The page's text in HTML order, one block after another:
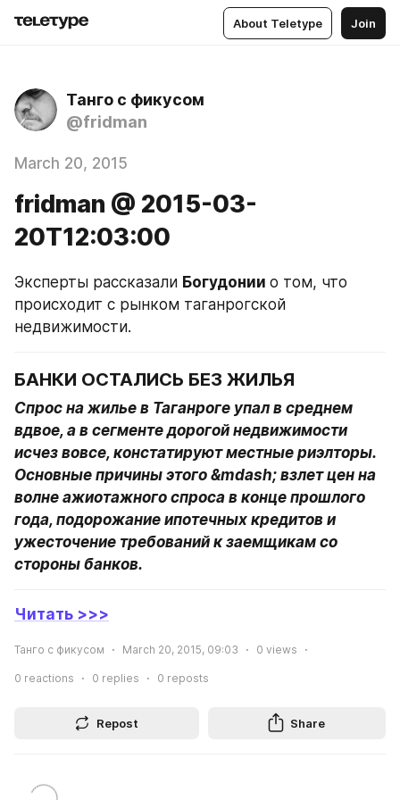
About Teletype Join
Танго с фикусом
@fridman
March 20, 2015
fridman @ 2015-03-
20T12:03:00
Эксперты рассказали Богудонии о том, что
происходит с рынком таганрогской
недвижимости.
БАНКИ ОСТАЛИСЬ БЕЗ ЖИЛЬЯ
Спрос на жилье в Таганроге упал в среднем
вдвое, а в сегменте дорогой недвижимости
исчез вовсе, констатируют местные риэлторы.
Основные причины этого &mdash; взлет цен на
волне ажиотажного спроса в конце прошлого
года, подорожание ипотечных кредитов и
ужесточение требований к заемщикам со
стороны банков.
Читать >>>
Танго с фикусом March 20, 2015, 09:03 0 views
0 reactions 0 replies 0 reposts
Repost Share